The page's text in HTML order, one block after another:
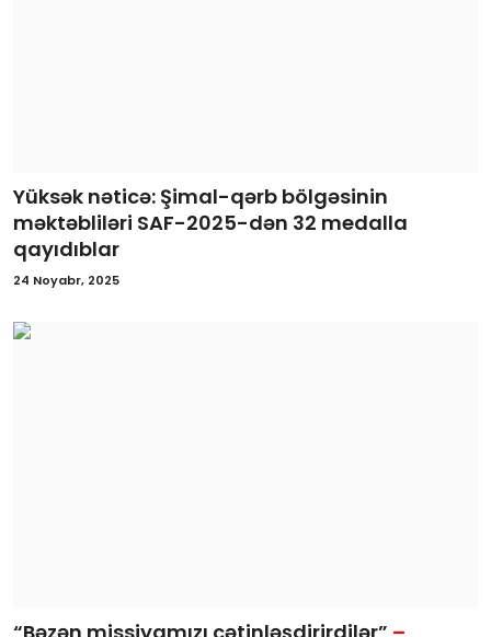
Yüksək nəticə: Şimal-qərb bölgəsinin
məktəbliləri SAF-2025-dən 32 medalla
qayıdıblar
24 Noyabr, 2025